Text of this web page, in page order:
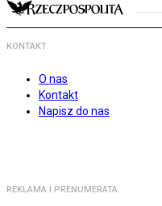
KONTAKT
O nas
Kontakt
Napisz do nas
REKLAMA I PRENUMERATA